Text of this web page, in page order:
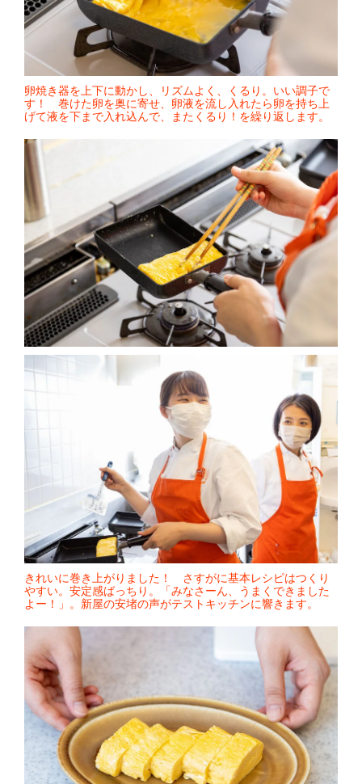
卵焼き器を上下に動かし、リズムよく、くるり。いい調子で
す！ 巻けた卵を奥に寄せ、卵液を流し入れたら卵を持ち上
げて液を下まで入れ込んで、またくるり！を繰り返します。
きれいに巻き上がりました！ さすがに基本レシピはつくり
やすい。安定感ばっちり。「みなさーん、うまくできました
よー！」。新屋の安堵の声がテストキッチンに響きます。